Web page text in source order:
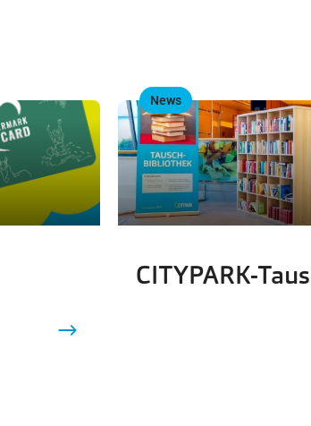
,
News
CITYPARK-